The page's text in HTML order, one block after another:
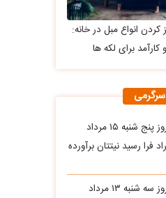
انواع مبل در خانه:
کارآمد برای لکه ها
فال ابجد امروز پنج شنبه ۱۵ مرداد
مراد فرا رسید نیتتان برآورده
فال ابجد امروز سه‌ شنبه ۱۳ مرداد